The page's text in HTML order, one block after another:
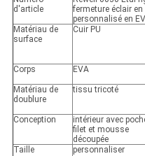
d'article
fermeture éclair
personnalisé en
Matériau de
surface
Cuir PU
Corps
EVA
Matériau de
doublure
tissu tricoté
Conception
intérieur avec
filet et mousse
découpée
Taille
personnaliser